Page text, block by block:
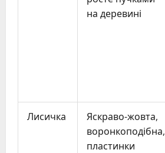
на деревині
Лисичка
Яскраво-жовта,
воронкоподібна,
пластинки